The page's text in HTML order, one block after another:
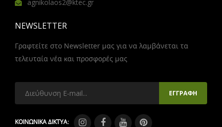
agnikolaos2@ktec.gr
NEWSLETTER
Γραφτείτε στο Newsletter μας για να λαμβάνεται τα
τελευταία νέα και προσφορές μας
ΚΟΙΝΩΝΙΚΑ ΔΙΚΤΥΑ: